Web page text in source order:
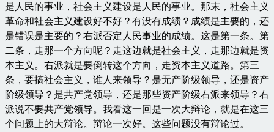
是人民的事业，社会主义建设是人民的事业。那末，社会主义
革命和社会主义建设好不好？有没有成绩？成绩是主要的，还
是错误是主要的？右派否定人民事业的成绩。这是第一条。第
二条，走那一个方向呢？走这边就是社会主义，走那边就是资
本主义。右派就是要倒转这个方向，走资本主义道路。第三
条，要搞社会主义，谁人来领导？是无产阶级领导，还是资产
阶级领导？是共产党领导，还是那些资产阶级右派来领导？右
派说不要共产党领导。我看这一回是一次大辩论，就是在这三
个问题上的大辩论。辩论一次好。这些问题没有辩论过。